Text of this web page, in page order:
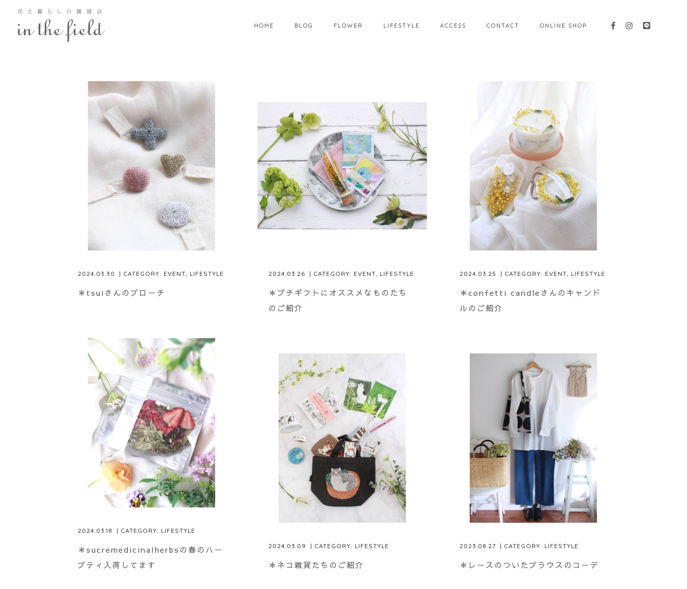
HOME BLOG FLOWER LIFESTYLE ACCESS CONTACT ONLINE SHOP
2024.03.30 | CATEGORY: EVENT LIFESTYLE
＊tsuiさんのブローチ
2024.03.26 | CATEGORY: EVENT LIFESTYLE
＊プチギフトにオススメなものたち
のご紹介
2024.03.25 | CATEGORY: EVENT LIFESTYLE
＊confetti candleさんのキャンド
ルのご紹介
2024.03.18 | CATEGORY: LIFESTYLE
＊sucremedicinalherbsの春のハー
ブティ入荷してます
2024.03.09 | CATEGORY: LIFESTYLE
＊ネコ雑貨たちのご紹介
2023.08.27 | CATEGORY: LIFESTYLE
＊レースのついたブラウスのコーデ